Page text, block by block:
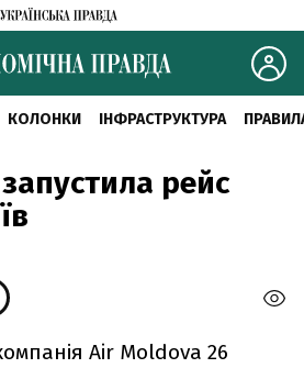
КОЛОНКИ ІНФРАСТРУКТУРА
рейс
Air Moldova 26